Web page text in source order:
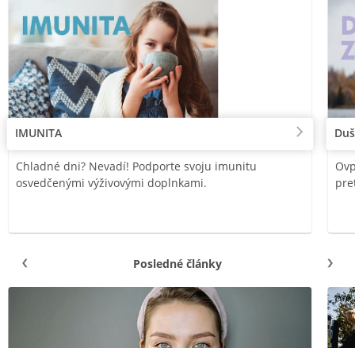
IMUNITA
Chladné dni? Nevadí! Podporte svoju imunitu
osvedčenými výživovými doplnkami.
Posledné články